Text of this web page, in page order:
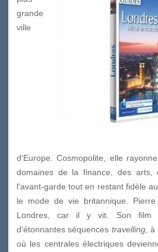
grande
ville
d'Europe. Cosmopolite, elle
domaines de la finance, des
l'avant-garde tout en restant fidèle
le mode de vie britannique.
Londres, car il y vit. Son film
d'étonnantes séquences travelling, à
où les centrales électriques